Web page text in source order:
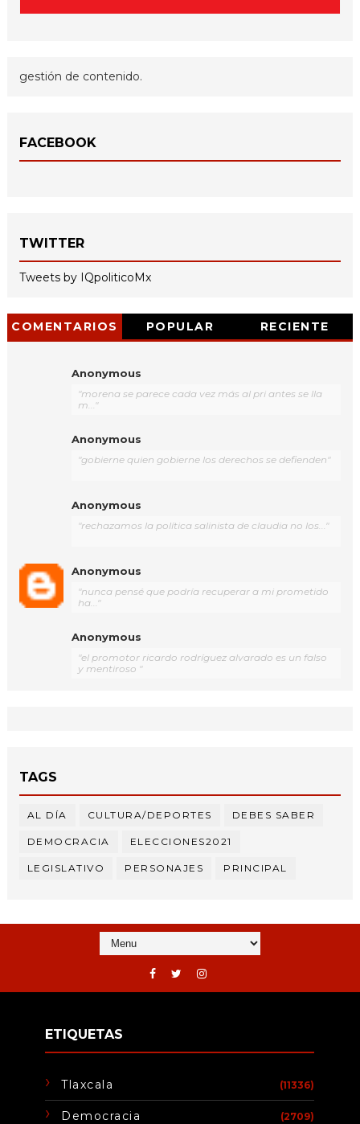
gestión de contenido.
FACEBOOK
TWITTER
Tweets by IQpoliticoMx
COMENTARIOS POPULAR RECIENTE
Anonymous
"morena se parece cada vez más al pri antes se lla
m..."
Anonymous
"gobierne quien gobierne los derechos se defienden"
Anonymous
"rechazamos la política salinista de claudia no los..."
Anonymous
"nunca pensé que podría recuperar a mi prometido
ha..."
Anonymous
"el promotor ricardo rodríguez alvarado es un falso
y mentiroso "
TAGS
AL DÍA CULTURA/DEPORTES DEBES SABER
DEMOCRACIA ELECCIONES2021
LEGISLATIVO PERSONAJES PRINCIPAL
ETIQUETAS
Tlaxcala (11336)
Democracia (2709)